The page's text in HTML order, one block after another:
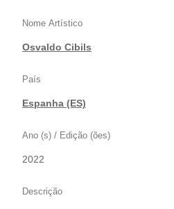
Nome Artístico
Osvaldo Cibils
País
Espanha (ES)
Ano (s) / Edição (ões)
2022
Descrição